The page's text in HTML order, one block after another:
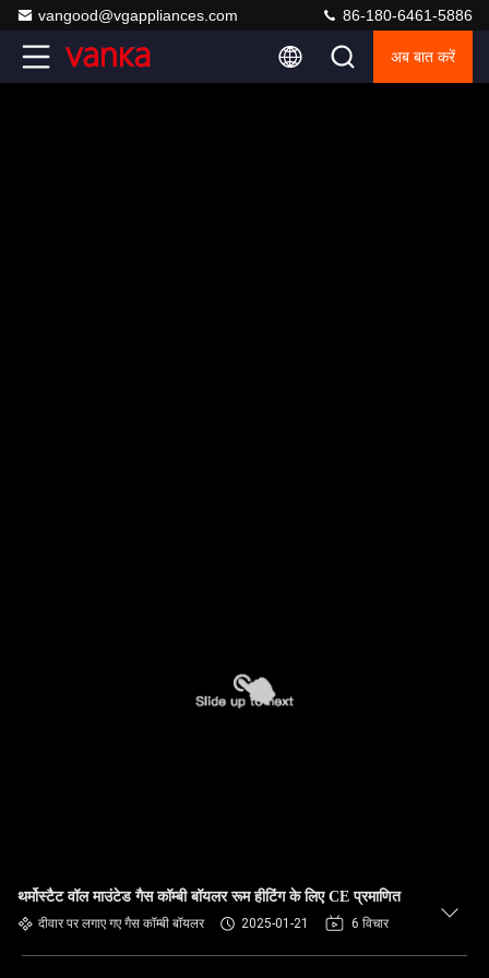
vangood@vgappliances.com 86-180-6461-5886
अब बात करें
थर्मोस्टैट वॉल माउंटेड गैस कॉम्बी बॉयलर रूम हीटिंग के लिए CE प्रमाणित
दीवार पर लगाए गए गैस कॉम्बी बॉयलर 2025-01-21 6 विचार